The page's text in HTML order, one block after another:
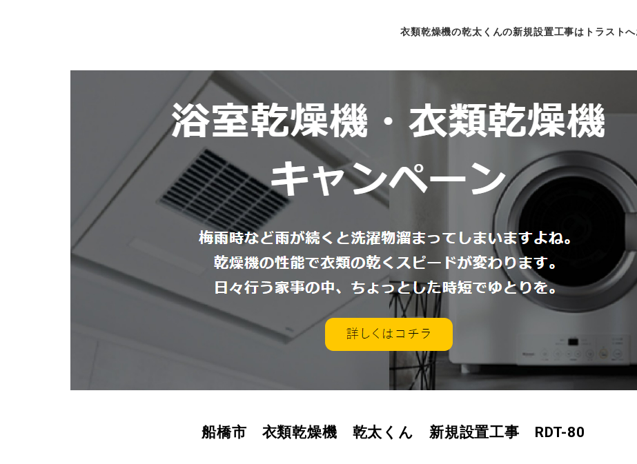
衣類乾燥機の乾太くんの新規設置工事はトラスト
船橋市 衣類乾燥機 乾太くん 新規設置工事 RDT-80